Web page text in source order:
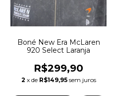
Boné New Era McLaren
920 Select Laranja
R$299,90
2 x de R$149,95 sem juros